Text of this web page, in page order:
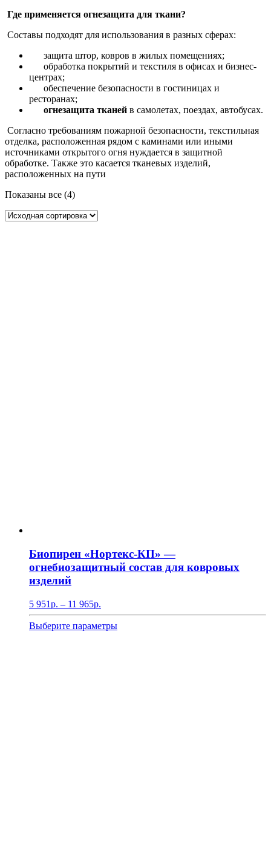
Где применяется огнезащита для ткани?
Составы подходят для использования в разных сферах:
защита штор, ковров в жилых помещениях;
обработка покрытий и текстиля в офисах и бизнес-
центрах;
обеспечение безопасности в гостиницах и
ресторанах;
огнезащита тканей в самолетах, поездах, автобусах.
Согласно требованиям пожарной безопасности, текстильная
отделка, расположенная рядом с каминами или иными
источниками открытого огня нуждается в защитной
обработке. Также это касается тканевых изделий,
расположенных на пути
Показаны все (4)
Биопирен «Нортекс-КП» —
огнебиозащитный состав для ковровых
изделий
5 951р. – 11 965р.
цен:
5
Выберите параметрыЭтот